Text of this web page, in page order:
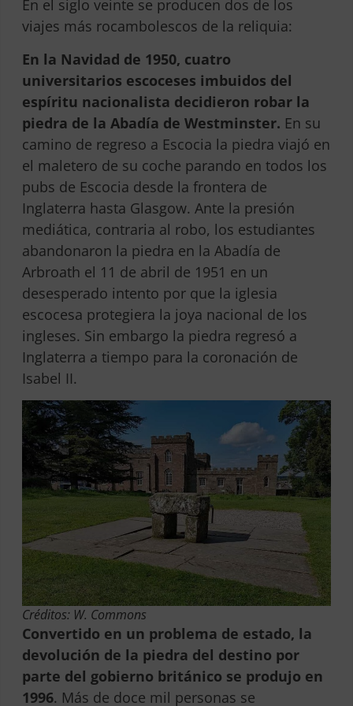
En el siglo veinte se producen dos de los
viajes más rocambolescos de la reliquia:
En la Navidad de 1950, cuatro
universitarios escoceses imbuidos del
espíritu nacionalista decidieron robar la
piedra de la Abadía de Westminster. En su
camino de regreso a Escocia la piedra viajó en
el maletero de su coche parando en todos los
pubs de Escocia desde la frontera de
Inglaterra hasta Glasgow. Ante la presión
mediática, contraria al robo, los estudiantes
abandonaron la piedra en la Abadía de
Arbroath el 11 de abril de 1951 en un
desesperado intento por que la iglesia
escocesa protegiera la joya nacional de los
ingleses. Sin embargo la piedra regresó a
Inglaterra a tiempo para la coronación de
Isabel II.
Créditos: W. Commons
Convertido en un problema de estado, la
devolución de la piedra del destino por
parte del gobierno británico se produjo en
1996. Más de doce mil personas se